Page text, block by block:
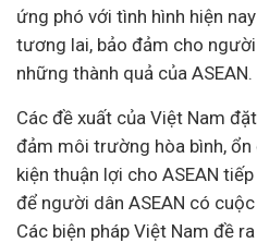
ứng phó với tình hình hiện
tương lai, bảo đảm cho
những thành quả của ASEAN.
Các đề xuất của Việt Nam
đảm môi trường hòa bình, ổn
kiện thuận lợi cho ASEAN
để người dân ASEAN có
Các biện pháp Việt Nam đề